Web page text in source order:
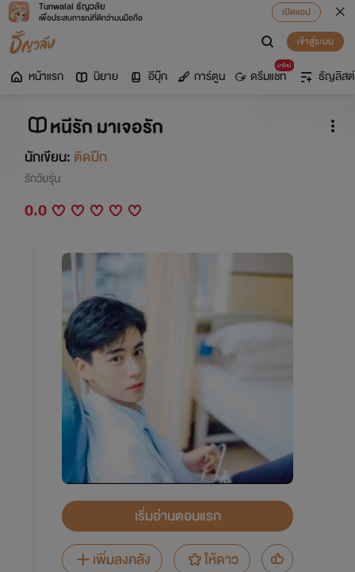
Tunwalai ธัญวลัย
เพื่อประสบการณ์ที่ดีกว่าบนมือถือ
เปิดแอป
เข้าสู่ระบบ
หน้าแรก นิยาย อีบุ๊ก การ์ตูน
มาใหม่
ดรีมแชท ธัญลิสต์
หนีรัก มาเจอรัก
นักเขียน: ติดปีก
รักวัยรุ่น
0.0
เริ่มอ่านตอนแรก
เพิ่มลงคลัง
ให้ดาว